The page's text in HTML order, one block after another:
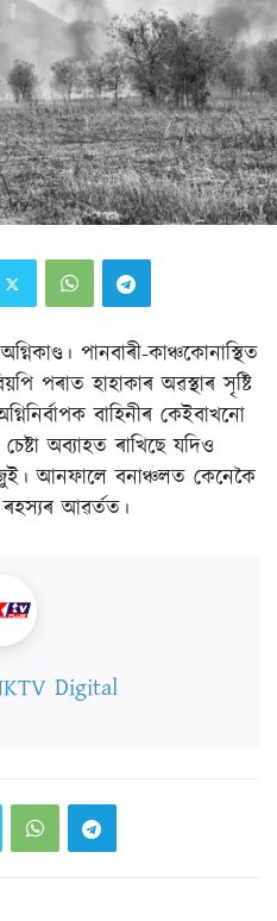
পানবাৰী-কাঞ্চকোনাস্থিত
পৰাত হাহাকাৰ অৱস্থাৰ সৃষ্টি
বাহিনীৰ কেইবাখনো
অব্যাহত ৰাখিছে যদিও
জুই। আনফালে বনাঞ্চলত কেনেকৈ
ৰহস্যৰ আৱৰ্তত।
Digital